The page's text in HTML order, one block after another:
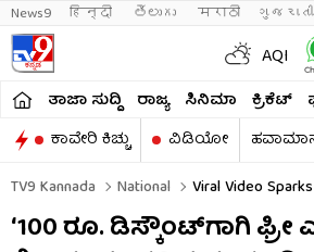
News9 हिन्दी తెలుగు मराठी ગુજરાતી
AQI
ತಾಜಾ ಸುದ್ದಿ ರಾಜ್ಯ ಸಿನಿಮಾ ಕ್ರಿಕೆಟ್​
ಕಾವೇರಿ ಕಿಚ್ಚು
ವಿಡಿಯೋ
TV9 Kannada
National Viral Video
‘100 ರೂ. ಡಿಸ್ಕೌಂಟ್​​ಗಾಗಿ ಫ್ರೀ